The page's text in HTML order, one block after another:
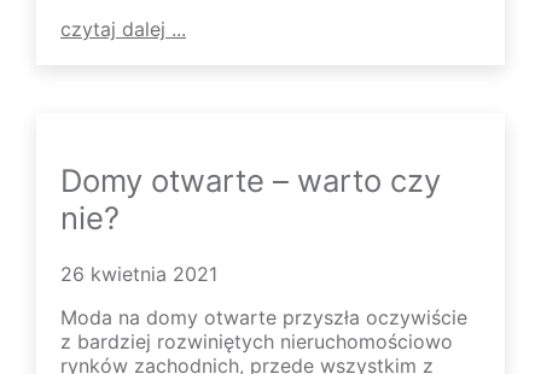
czytaj dalej ...
Domy otwarte – warto czy
nie?
26 kwietnia 2021
Moda na domy otwarte przyszła oczywiście
z bardziej rozwiniętych nieruchomościowo
rynków zachodnich, przede wszystkim z